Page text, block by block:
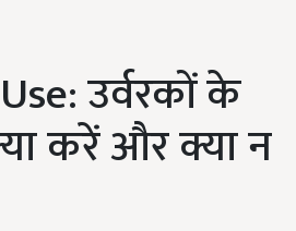
उर्वरकों के
करें और क्या न